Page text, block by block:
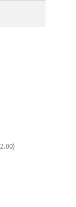
2.00)